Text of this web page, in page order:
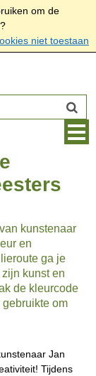
om de
niet toestaan
kunstenaar
en
ga je
kunst en
de kleurcode
om
Jan
Tijdens